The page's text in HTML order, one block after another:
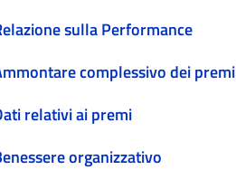
sulla Performance
complessivo dei premi
relativi ai premi
organizzativo